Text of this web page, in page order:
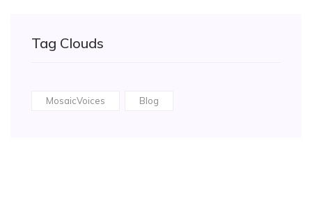
Tag Clouds
MosaicVoices Blog